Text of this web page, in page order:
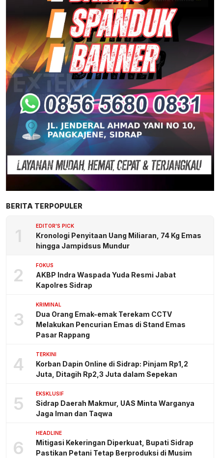
BERITA TERPOPULER
1 EDITOR'S PICK
Kronologi Penyitaan Uang Miliaran, 74 Kg Emas
hingga Jampidsus Mundur
2 FOKUS
AKBP Indra Waspada Yuda Resmi Jabat
Kapolres Sidrap
3
KRIMINAL
Dua Orang Emak-emak Terekam CCTV
Melakukan Pencurian Emas di Stand Emas
Pasar Rappang
4 TERKINI
Korban Dapin Online di Sidrap: Pinjam Rp1,2
Juta, Ditagih Rp2,3 Juta dalam Sepekan
5 EKSKLUSIF
Sidrap Daerah Makmur, UAS Minta Warganya
Jaga Iman dan Taqwa
6
HEADLINE
Mitigasi Kekeringan Diperkuat, Bupati Sidrap
Pastikan Petani Tetap Berproduksi di Musim